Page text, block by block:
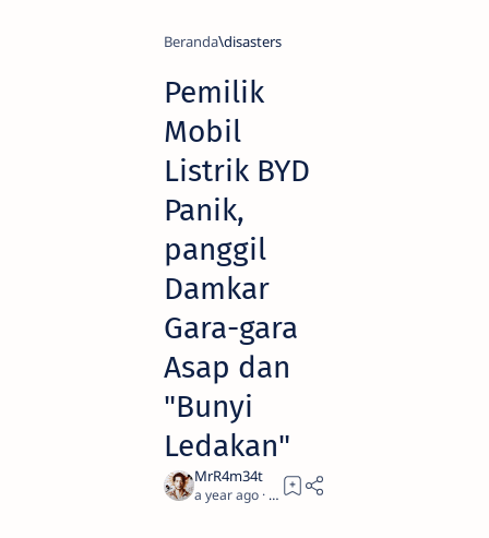
Beranda disasters
Pemilik
Mobil
Listrik BYD
Panik,
panggil
Damkar
Gara-gara
Asap dan
"Bunyi
Ledakan"
a year ago 1